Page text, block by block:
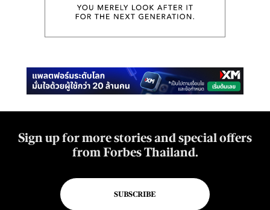
Sign up for more stories and special offers
from Forbes Thailand.
SUBSCRIBE